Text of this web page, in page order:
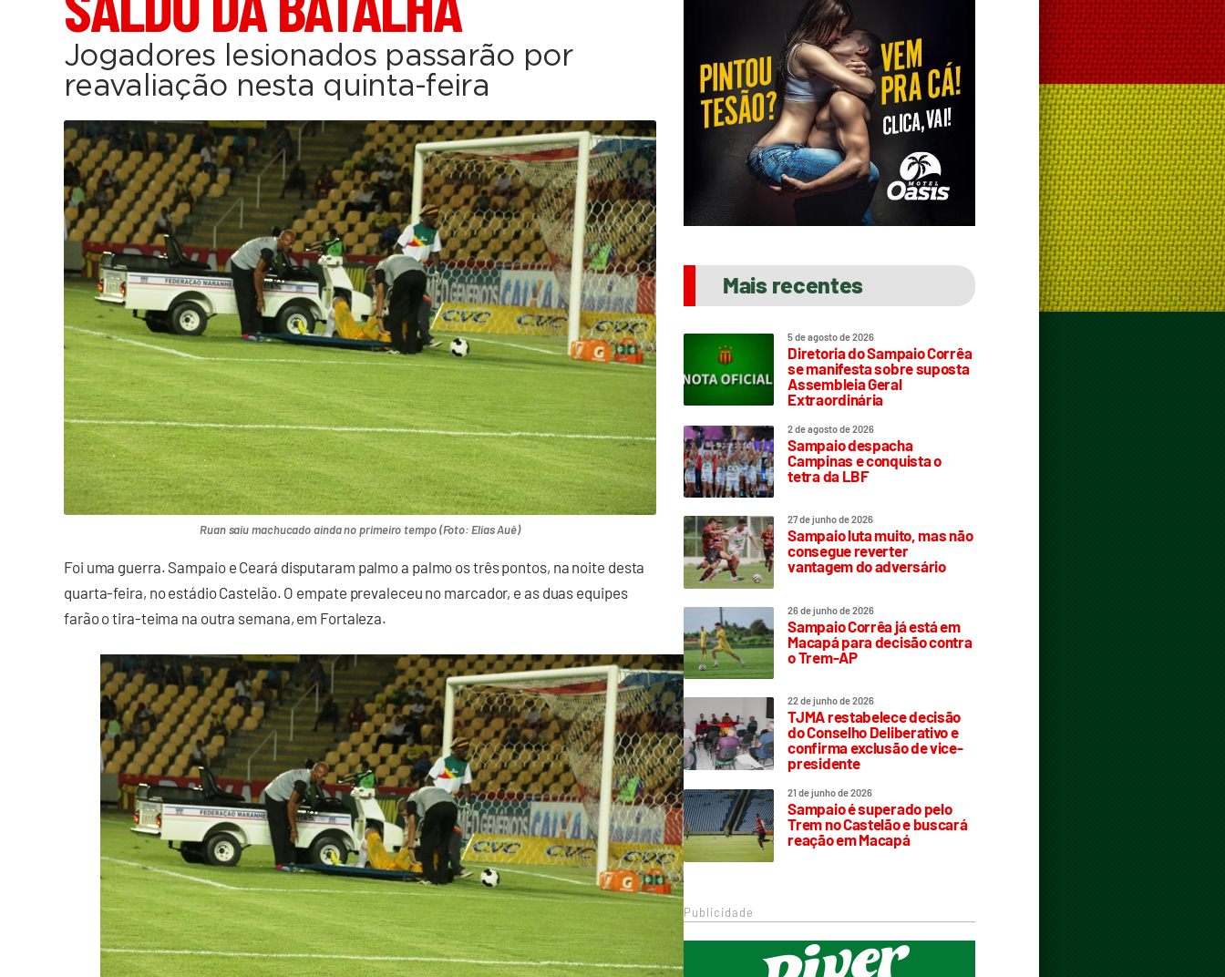
Jogadores lesionados passarão por
reavaliação nesta quinta-feira
Ruan saiu machucado ainda no primeiro tempo (Foto: Elias Auê)
Foi uma guerra. Sampaio e Ceará disputaram palmo a palmo os três pontos, na noite desta
quarta-feira, no estádio Castelão. O empate prevaleceu no marcador, e as duas equipes
farão o tira-teima na outra semana, em Fortaleza.
Mais recentes
5 de agosto de 2026
Diretoria do Sampaio Corrêa
se manifesta sobre suposta
Assembleia Geral
Extraordinária
2 de agosto de 2026
Sampaio despacha
Campinas e conquista o
tetra da LBF
27 de junho de 2026
Sampaio luta muito, mas não
consegue reverter
vantagem do adversário
26 de junho de 2026
Sampaio Corrêa já está em
Macapá para decisão contra
o Trem-AP
22 de junho de 2026
TJMA restabelece decisão
do Conselho Deliberativo e
confirma exclusão de vice-
presidente
21 de junho de 2026
Sampaio é superado pelo
Trem no Castelão e buscará
reação em Macapá
Publicidade